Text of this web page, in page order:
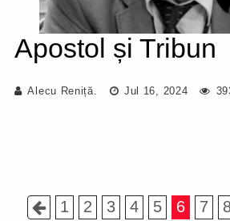
Apostol și Tribun
Alecu Reniță. Jul 16, 2024
1 2 3 4 5 6 7